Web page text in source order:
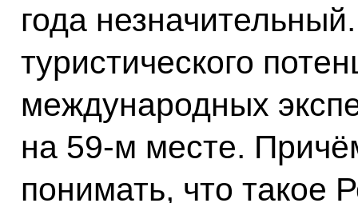
года
туристического
международных
на 59-м месте.
понимать, что такое